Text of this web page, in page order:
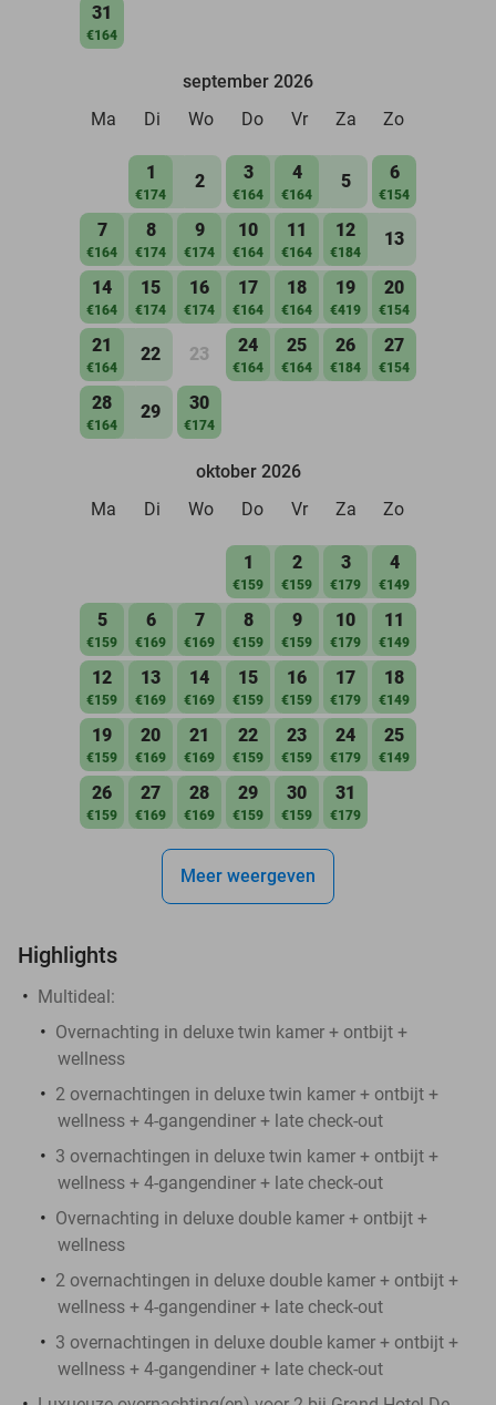
31
€164
september 2026
Ma
Di Wo Do Vr Za Zo
1
€174
2 3
€164
4
€164
5 6
€154
7
€164
8
€174
9
€174
10
€164
11
€164
12
€184
13
14
€164
15
€174
16
€174
17
€164
18
€164
19
€419
20
€154
21
€164
22 23 24
€164
25
€164
26
€184
27
€154
28
€164
29 30
€174
oktober 2026
Ma
Di Wo Do Vr Za Zo
1
€159
2
€159
3
€179
4
€149
5
€159
6
€169
7
€169
8
€159
9
€159
10
€179
11
€149
12
€159
13
€169
14
€169
15
€159
16
€159
17
€179
18
€149
19
€159
20
€169
21
€169
22
€159
23
€159
24
€179
25
€149
26
€159
27
€169
28
€169
29
€159
30
€159
31
€179
Meer weergeven
Highlights
Multideal:
Overnachting in deluxe twin kamer + ontbijt +
wellness
2 overnachtingen in deluxe twin kamer + ontbijt +
wellness + 4-gangendiner + late check-out
3 overnachtingen in deluxe twin kamer + ontbijt +
wellness + 4-gangendiner + late check-out
Overnachting in deluxe double kamer + ontbijt +
wellness
2 overnachtingen in deluxe double kamer + ontbijt +
wellness + 4-gangendiner + late check-out
3 overnachtingen in deluxe double kamer + ontbijt +
wellness + 4-gangendiner + late check-out